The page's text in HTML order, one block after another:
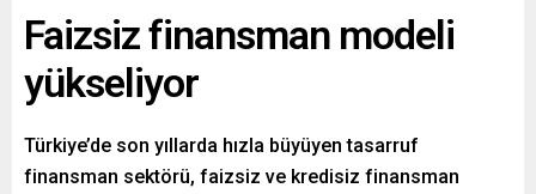
Faizsiz finansman modeli
yükseliyor
Türkiye’de son yıllarda hızla büyüyen tasarruf
finansman sektörü, faizsiz ve kredisiz finansman